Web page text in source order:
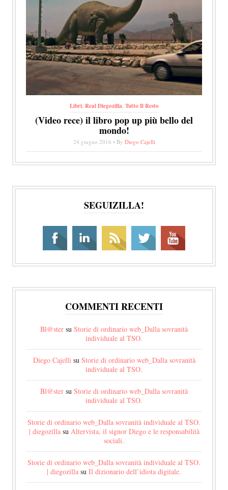
Libri,Real Diegozilla,Tutto Il Resto
(Video rece) il libro pop up più bello del
mondo!
24 giugno 2016 • By Diego Cajelli
SEGUIZILLA!
COMMENTI RECENTI
Bl@ster su Storie di ordinario web_Dalla sovranità
individuale al TSO.
Diego Cajelli su Storie di ordinario web_Dalla sovranità
individuale al TSO.
Bl@ster su Storie di ordinario web_Dalla sovranità
individuale al TSO.
Storie di ordinario web_Dalla sovranità individuale al TSO.
| diegozillasu Altervista, il signor Diego e le responsabilità
sociali.
Storie di ordinario web_Dalla sovranità individuale al TSO.
| diegozilla su Il dizionario dell’idiota digitale.